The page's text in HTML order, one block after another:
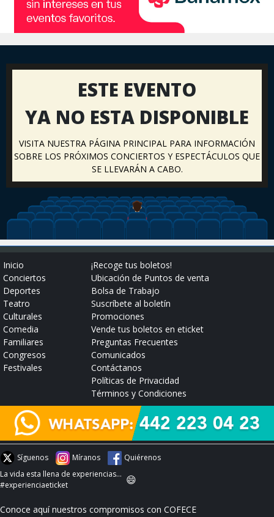
ESTE EVENTO
YA NO ESTA DISPONIBLE
VISITA NUESTRA PÁGINA PRINCIPAL PARA INFORMACIÓN
SOBRE LOS PRÓXIMOS CONCIERTOS Y ESPECTÁCULOS QUE
SE LLEVARÁN A CABO.
Inicio
Conciertos
Deportes
Teatro
Culturales
Comedia
Familiares
Congresos
Festivales
¡Recoge tus boletos!
Ubicación de Puntos de venta
Bolsa de Trabajo
Suscríbete al boletín
Promociones
Vende tus boletos en eticket
Preguntas Frecuentes
Comunicados
Contáctanos
Políticas de Privacidad
Términos y Condiciones
Síguenos Míranos
Quiérenos
La vida esta llena de experiencias...
#experienciaeticket
😄
Conoce aquí nuestros compromisos con COFECE